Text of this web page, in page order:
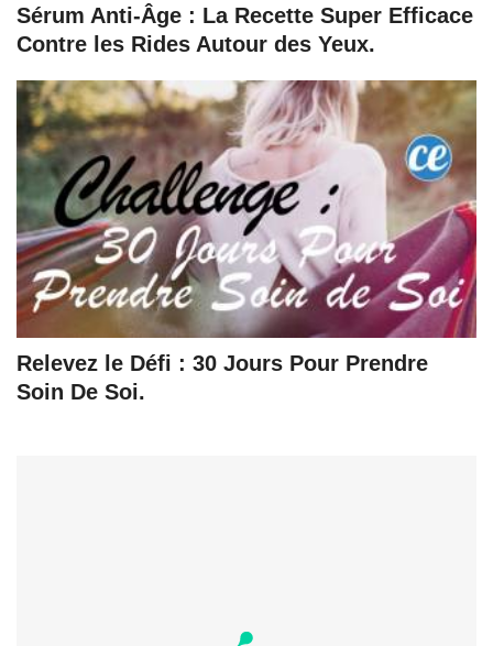
Sérum Anti-Âge : La Recette Super Efficace
Contre les Rides Autour des Yeux.
Relevez le Défi : 30 Jours Pour Prendre
Soin De Soi.